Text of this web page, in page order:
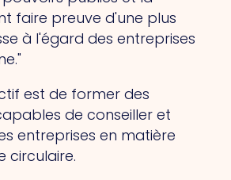
faire preuve d'une plus
à l'égard des entreprises
est de former des
de conseiller et
entreprises en matière
circulaire.